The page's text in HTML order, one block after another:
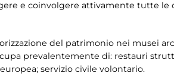
e coinvolgere attivamente tutte le
del patrimonio nei musei
prevalentemente di: restauri
servizio civile volontario.